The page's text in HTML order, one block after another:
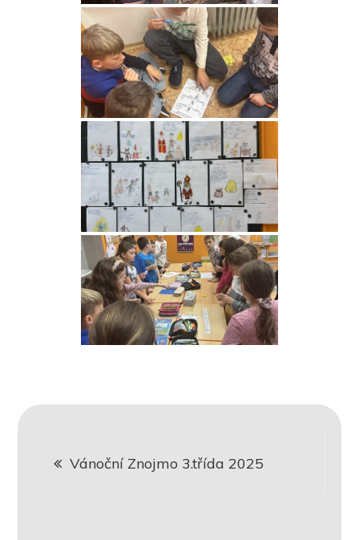
pro Vánoční Znojmo 3.třída 2025